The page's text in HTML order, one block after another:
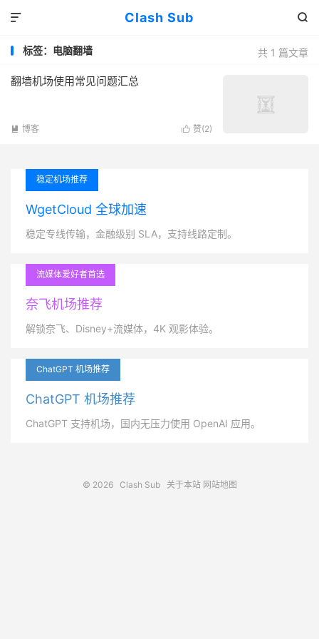
Clash Sub 

共 1 篇文章
标签：电脑翻墙
翻墙机场使用常见问题汇总
 赞(2)
 博客
稳定机场推荐
WgetCloud 全球加速
稳定专线传输，金融级别 SLA，支持线路定制。
流媒体爱好者首选
奈飞机场推荐
解锁奈飞、Disney+流媒体，4K 观影体验。
ChatGPT 机场推荐
ChatGPT 机场推荐
ChatGPT 支持机场，国内无压力使用 OpenAI 应用。
© 2026 Clash Sub 关于本站 网站地图